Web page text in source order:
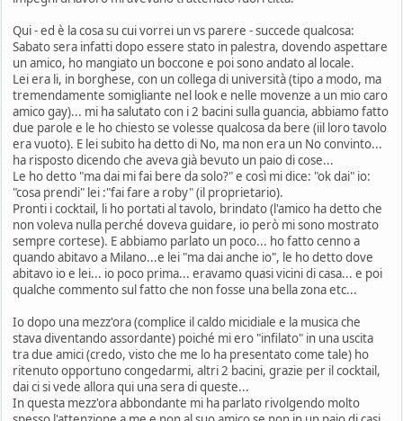
Qui - ed è la cosa su cui vorrei un vs parere - succede qualcosa:
Sabato sera infatti dopo essere stato in palestra, dovendo aspettare
un amico, ho mangiato un boccone e poi sono andato al locale.
Lei era li, in borghese, con un collega di università (tipo a modo, ma
tremendamente somigliante nel look e nelle movenze a un mio caro
amico gay)... mi ha salutato con i 2 bacini sulla guancia, abbiamo fatto
due parole e le ho chiesto se volesse qualcosa da bere (iil loro tavolo
era vuoto). E lei subito ha detto di No, ma non era un No convinto...
ha risposto dicendo che aveva già bevuto un paio di cose...
Le ho detto "ma dai mi fai bere da solo?" e così mi dice: "ok dai" io:
"cosa prendi" lei :"fai fare a roby" (il proprietario).
Pronti i cocktail, li ho portati al tavolo, brindato (l'amico ha detto che
non voleva nulla perché doveva guidare, io però mi sono mostrato
sempre cortese). E abbiamo parlato un poco... ho fatto cenno a
quando abitavo a Milano...e lei "ma dai anche io", le ho detto dove
abitavo io e lei... io poco prima... eravamo quasi vicini di casa... e poi
qualche commento sul fatto che non fosse una bella zona etc...
Io dopo una mezz'ora (complice il caldo micidiale e la musica che
stava diventando assordante) poiché mi ero "infilato" in una uscita
tra due amici (credo, visto che me lo ha presentato come tale) ho
ritenuto opportuno congedarmi, altri 2 bacini, grazie per il cocktail,
dai ci si vede allora qui una sera di queste...
In questa mezz'ora abbondante mi ha parlato rivolgendo molto